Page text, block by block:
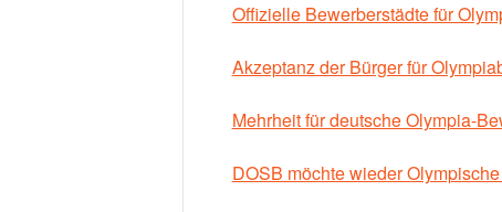
Offizielle Bewerberstädte für
Akzeptanz der Bürger für
Mehrheit für deutsche Olympia-
DOSB möchte wieder